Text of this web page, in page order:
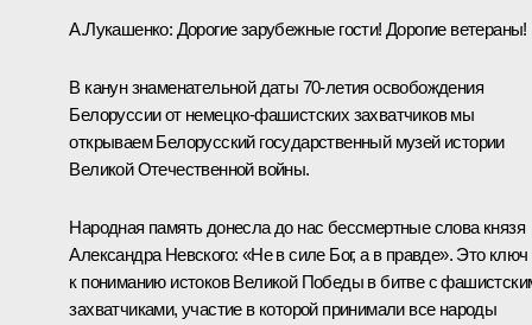
А.Лукашенко: Дорогие зарубежные гости! Дорогие ветераны!
В канун знаменательной даты 70-летия освобождения
Белоруссии от немецко-фашистских захватчиков мы
открываем Белорусский государственный музей истории
Великой Отечественной войны.
Народная память донесла до нас бессмертные слова князя
Александра Невского: «Не в силе Бог, а в правде». Это ключ
к пониманию истоков Великой Победы в битве с
захватчиками, участие в которой принимали все народы